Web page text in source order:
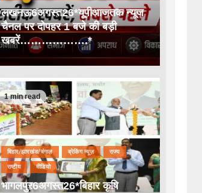
लखनऊ6अगस्त26*यूपीआजतक न्यूज
चैनल पर दोपहर 1 बजे की बड़ी
खबरें……………….*
1 min read
बिहार/झारखंड/बंगाल ब्रेकिंग न्यूज़ राज्य
राष्टीय वीडियो
भागलपुर6अगस्त26*बिहार कृषि